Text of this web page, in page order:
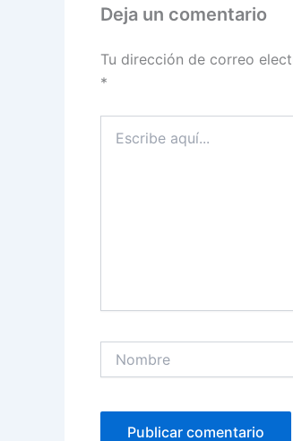
Deja un comentario
Tu dirección de correo
*
aquí...